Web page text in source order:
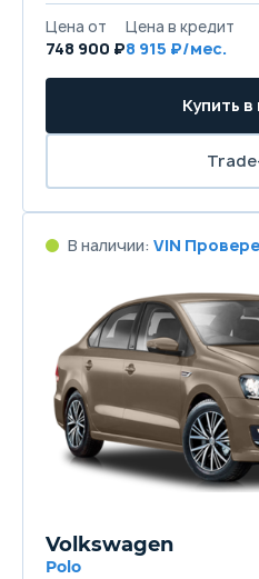
Цена от
748 900 ₽
Цена в кредит
8 915 ₽/мес.
Купить в
В наличии: VIN
Volkswagen
Polo